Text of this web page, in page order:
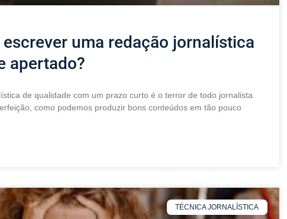
uma redação jornalística
apertado?
de qualidade com um prazo curto é o terror de todo jornalista.
como podemos produzir bons conteúdos em tão pouco
TÉCNICA JORNALÍSTICA